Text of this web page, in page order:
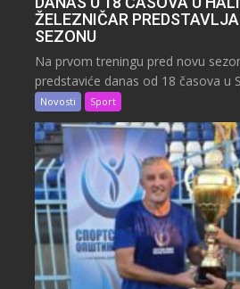
ŽELEZNIČAR
SEZONU
Na prvom treningu pred novu
predstaviće danas od 18 časova u
Novosti Sport